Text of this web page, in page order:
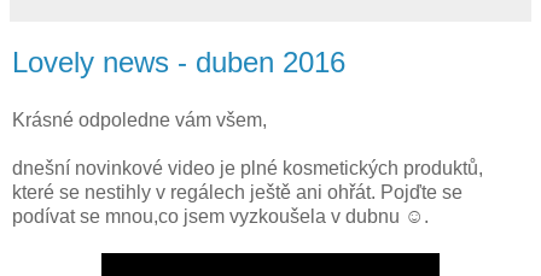
Lovely news - duben 2016
Krásné odpoledne vám všem,
dnešní novinkové video je plné kosmetických produktů,
které se nestihly v regálech ještě ani ohřát. Pojďte se
podívat se mnou,co jsem vyzkoušela v dubnu ☺.